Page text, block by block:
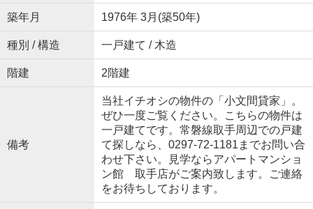
築年月 1976年 3月(築50年)
種別 / 構造 一戸建て / 木造
階建 2階建
備考
当社イチオシの物件の「小文間貸家」。
ぜひ一度ご覧ください。こちらの物件は
一戸建てです。常磐線取手周辺での戸建
て探しなら、0297-72-1181までお問い合
わせ下さい。見学ならアパートマンショ
ン館 取手店がご案内致します。ご連絡
をお待ちしております。